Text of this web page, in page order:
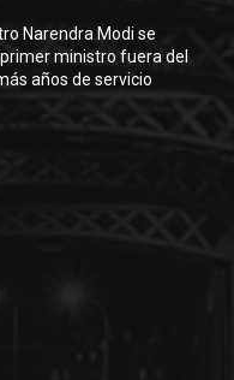
Narendra Modi se
ministro fuera del
años de servicio